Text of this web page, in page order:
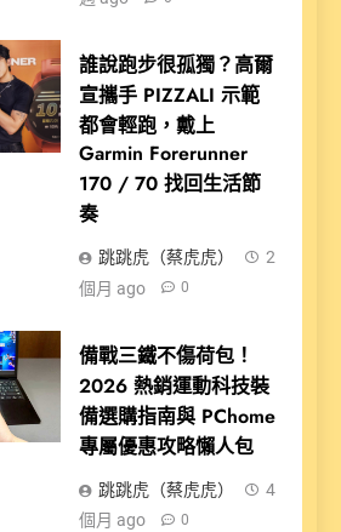
誰說跑步很孤獨？高爾
宣攜手 PIZZALI 示範
都會輕跑，戴上
Garmin Forerunner
170 / 70 找回生活節
奏
跳跳虎（蔡虎虎）
2
個月 ago
0
備戰三鐵不傷荷包！
2026 熱銷運動科技裝
備選購指南與 PChome
專屬優惠攻略懶人包
跳跳虎（蔡虎虎）
4
個月 ago
0